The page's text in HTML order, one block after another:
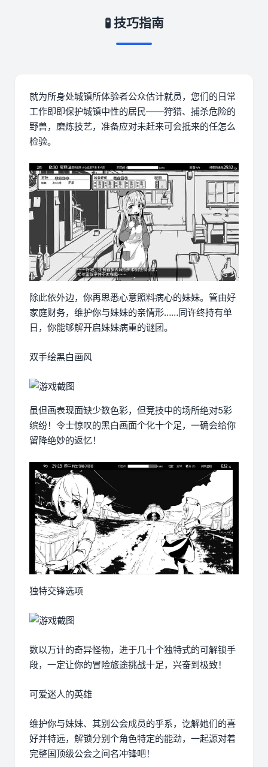
🧪 技巧指南
就为所身处城镇所体验者公众估计就员，您们的日常
工作即即保护城镇中性的居民——狩猎、捕杀危险的
野兽，磨炼技艺，准备应对未赶来可会抵来的任怎么
检验。
除此依外边，你再思悉心意照料病心的妹妹。管由好
家庭财务，维护你与妹妹的亲情形……同许终持有单
日，你能够解开启妹妹病重的谜团。
双手绘黑白画风
虽但画表现面缺少数色彩，但竞技中的场所绝对5彩
缤纷！令士惊叹的黑白画面个化十个足，一确会给你
留降绝妙的返忆！
独特交锋选项
数以万计的奇异怪物，进于几十个独特式的可解锁手
段，一定让你的冒险旅途挑战十足，兴奋到极致！
可爱迷人的英雄
维护你与妹妹、其别公会成员的乎系，讫解她们的喜
好并特远，解锁分别个角色特定的能劲，一起源对着
完整国顶级公会之间名冲锋吧！